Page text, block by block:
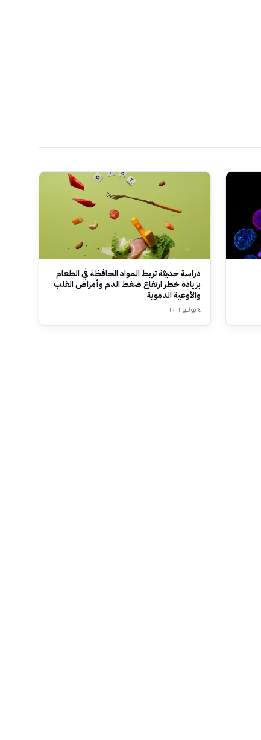
دراسة حديثة تربط المواد الحافظة في الطعام
بزيادة خطر ارتفاع ضغط الدم وأمراض القلب
والأوعية الدموية
٤ يوليو ٢٠٢٦